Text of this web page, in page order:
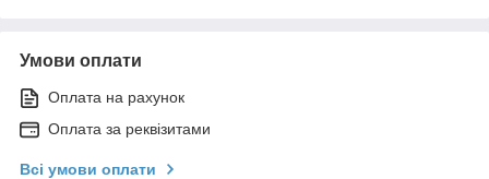
Умови оплати
Оплата на рахунок
Оплата за реквізитами
Всі умови оплати